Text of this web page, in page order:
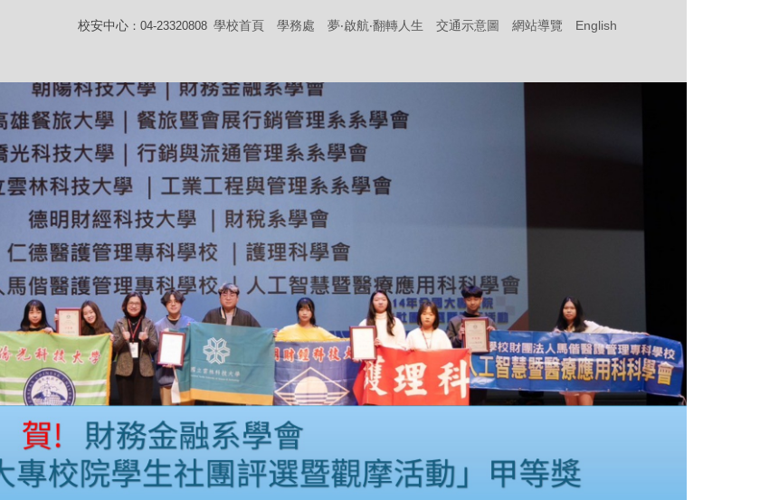
校安中心 ：04-23320808 學校首頁 學務處 夢‧啟航‧翻轉人生 交通示意圖 網站導覽 English